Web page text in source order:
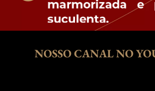
NOSSO CANAL NO